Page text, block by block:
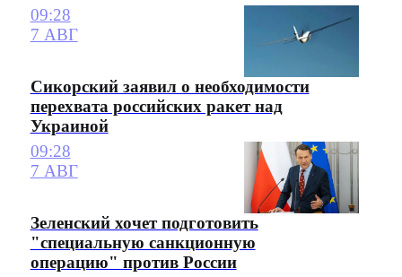
09:28
7 АВГ
Сикорский заявил о необходимости
перехвата российских ракет над
Украиной
09:28
7 АВГ
Зеленский хочет подготовить
"специальную санкционную
операцию" против России